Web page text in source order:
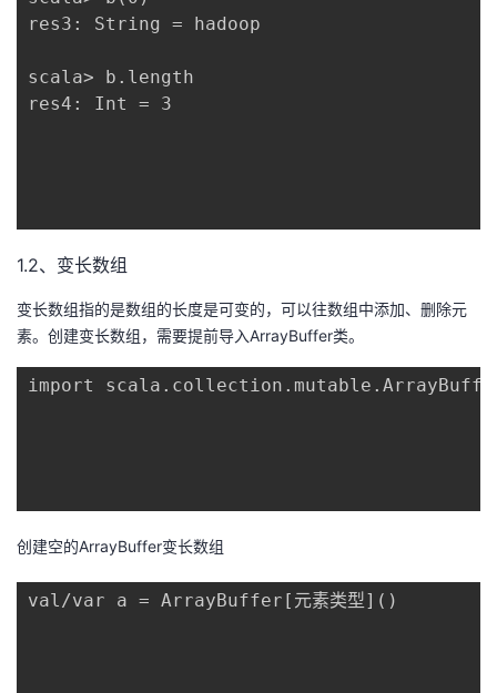
res3: String = hadoop
scala> b.length
res4: Int = 3
1.2、变长数组
变长数组指的是数组的长度是可变的，可以往数组中添加、删除元
素。创建变长数组，需要提前导入ArrayBuffer类。
import
创建空的ArrayBuffer变长数组
val/var a = ArrayBuffer[元素类型]()